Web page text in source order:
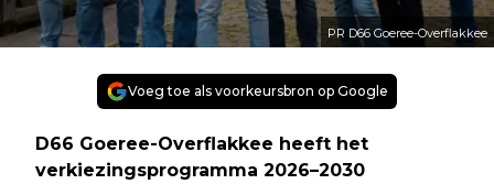
PR D66 Goeree-Overflakkee
Voeg toe als voorkeursbron op Google
D66 Goeree-Overflakkee heeft het
verkiezingsprogramma 2026–2030